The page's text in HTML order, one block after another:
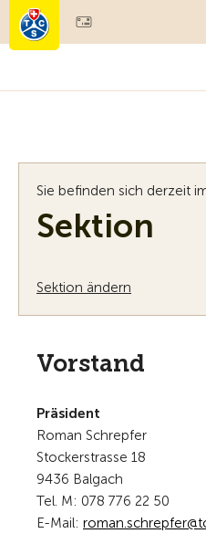
Mitgliedschaft & Leistungen
Sie befinden sich derzeit
Sektion
Sektion ändern
Vorstand
Präsident
Roman Schrepfer
Stockerstrasse 18
9436 Balgach
Tel. M: 078 776 22 50
E-Mail: r m n schr pf r